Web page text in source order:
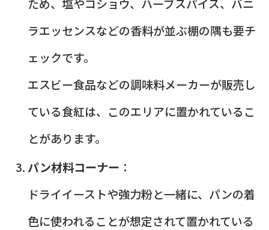
ラエッセンスなどの香料が並ぶ棚の隅も要チ
ェックです。
エスビー食品などの調味料メーカーが販売し
ている食紅は、このエリアに置かれているこ
とがあります。
パン材料コーナー ：
ドライイーストや強力粉と一緒に、パンの着
色に使われることが想定されて置かれている